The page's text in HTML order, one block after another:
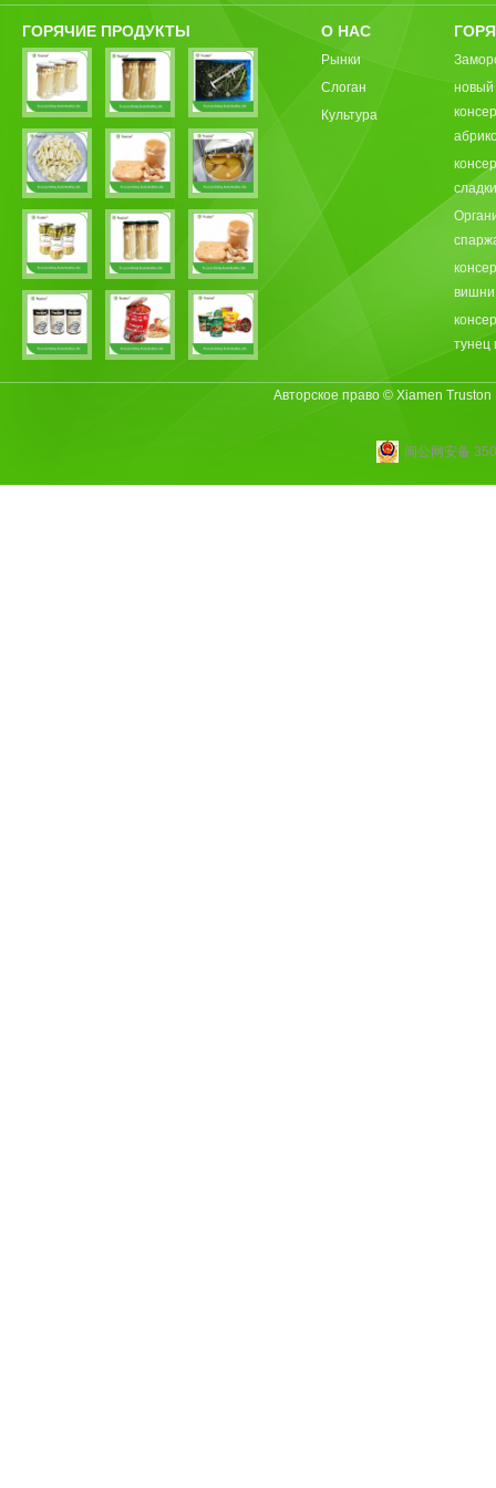
ГОРЯЧИЕ ПРОДУКТЫ О НАС
Рынки
Слоган
Культура
новый
вишни
тунец
Авторское право © Xiamen
闽公网安备